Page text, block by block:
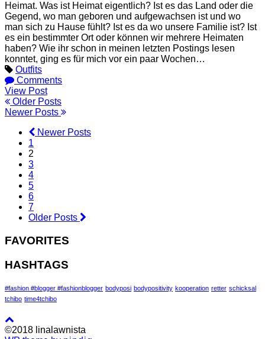
Heimat. Was ist Heimat eigentlich? Ist es das Land oder die
Gegend, wo man geboren und aufgewachsen ist und wo
man sich zu Hause fühlt? Ist es da wo unsere Familie ist? Ist
es ein bestimmter Ort oder können wir mehrere Heimaten
haben? Wie ihr schon in meinen letzten Postings lesen
konntet, ging es für mich vor ein paar Wochen…
Outfits
Comments
View Post
Older Posts
Newer Posts
Newer Posts
1
2
3
4
5
6
7
Older Posts
FAVORITES
HASHTAGS
#fashion #blogger #fashionblogger bodyposi bodypositivity kooperation retter schicksal
tchibo time4tchibo
©2018 linalawnista